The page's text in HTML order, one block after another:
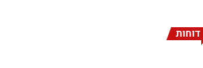
דוחות